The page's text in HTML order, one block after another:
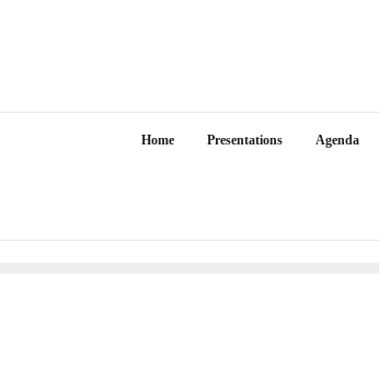
Home Presentations Agenda